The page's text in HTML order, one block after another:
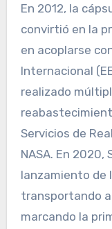
En 2012, la
convirtió en la
en acoplarse
Internacional
realizado
Servicios de
NASA. En 2020,
lanzamiento de
transportando
marcando la